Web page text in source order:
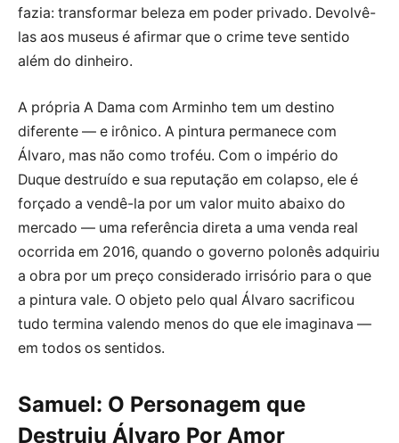
fazia: transformar beleza em poder privado. Devolvê-
las aos museus é afirmar que o crime teve sentido
além do dinheiro.
A própria A Dama com Arminho tem um destino
diferente — e irônico. A pintura permanece com
Álvaro, mas não como troféu. Com o império do
Duque destruído e sua reputação em colapso, ele é
forçado a vendê-la por um valor muito abaixo do
mercado — uma referência direta a uma venda real
ocorrida em 2016, quando o governo polonês adquiriu
a obra por um preço considerado irrisório para o que
a pintura vale. O objeto pelo qual Álvaro sacrificou
tudo termina valendo menos do que ele imaginava —
em todos os sentidos.
Samuel: O Personagem que
Destruiu Álvaro Por Amor